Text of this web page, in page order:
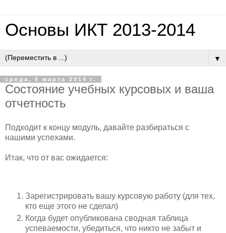
Основы ИКТ 2013-2014
▼
среда, 5 марта 2014 г.
Состояние учебных курсовых и ваша
отчетность
Подходит к концу модуль, давайте разбираться с
нашими успехами.
Итак, что от вас ожидается:
Зарегистрировать вашу курсовую работу (для тех,
кто еще этого не сделал)
Когда будет опубликована сводная таблица
успеваемости, убедиться, что никто не забыт и